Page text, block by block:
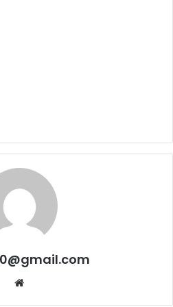
Website